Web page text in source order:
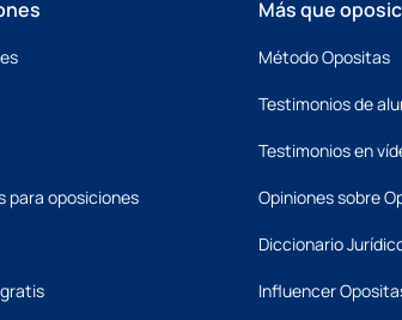
para oposiciones
Más que
Método Opositas
Testimonios de
Testimonios en
Opiniones sobre
Diccionario
Influencer